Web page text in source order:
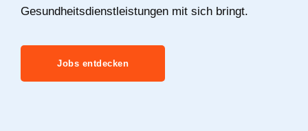
Gesundheitsdienstleistungen mit sich bringt.
Jobs entdecken